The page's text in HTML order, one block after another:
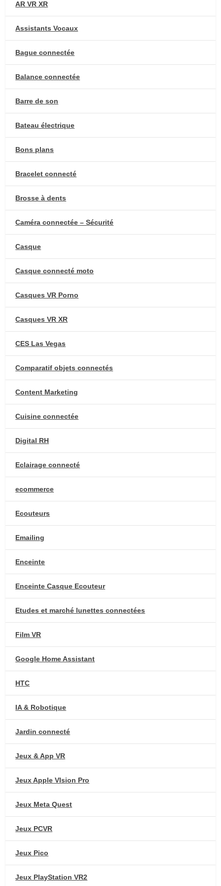
AR VR XR
Assistants Vocaux
Bague connectée
Balance connectée
Barre de son
Bateau électrique
Bons plans
Bracelet connecté
Brosse à dents
Caméra connectée – Sécurité
Casque
Casque connecté moto
Casques VR Porno
Casques VR XR
CES Las Vegas
Comparatif objets connectés
Content Marketing
Cuisine connectée
Digital RH
Eclairage connecté
ecommerce
Ecouteurs
Emailing
Enceinte
Enceinte Casque Ecouteur
Etudes et marché lunettes connectées
Film VR
Google Home Assistant
HTC
IA & Robotique
Jardin connecté
Jeux & App VR
Jeux Apple VIsion Pro
Jeux Meta Quest
Jeux PCVR
Jeux Pico
Jeux PlayStation VR2